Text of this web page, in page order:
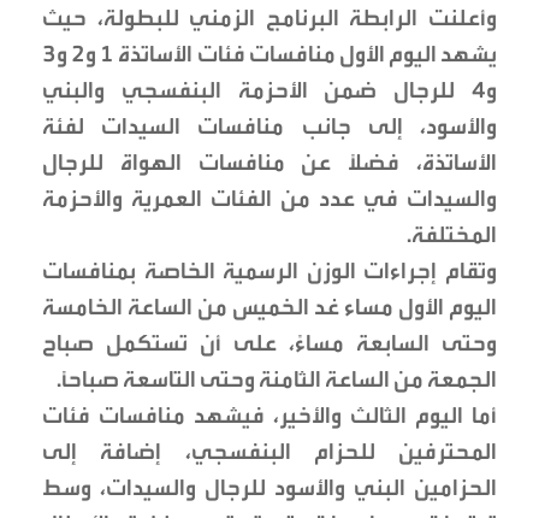
وأعلنت الرابطة البرنامج الزمني للبطولة، حيث
يشهد اليوم الأول منافسات فئات الأساتذة 1 و2 و3
و4 للرجال ضمن الأحزمة البنفسجي والبني
والأسود، إلى جانب منافسات السيدات لفئة
الأساتذة، فضلاً عن منافسات الهواة للرجال
والسيدات في عدد من الفئات العمرية والأحزمة
المختلفة.
وتقام إجراءات الوزن الرسمية الخاصة بمنافسات
اليوم الأول مساء غد الخميس من الساعة الخامسة
وحتى السابعة مساءً، على أن تستكمل صباح
الجمعة من الساعة الثامنة وحتى التاسعة صباحاً.
أما اليوم الثالث والأخير، فيشهد منافسات فئات
المحترفين للحزام البنفسجي، إضافة إلى
الحزامين البني والأسود للرجال والسيدات، وسط